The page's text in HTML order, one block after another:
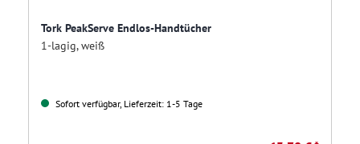
Tork PeakServe Endlos-Handtücher
1-lagig, weiß
Sofort verfügbar, Lieferzeit: 1-5 Tage